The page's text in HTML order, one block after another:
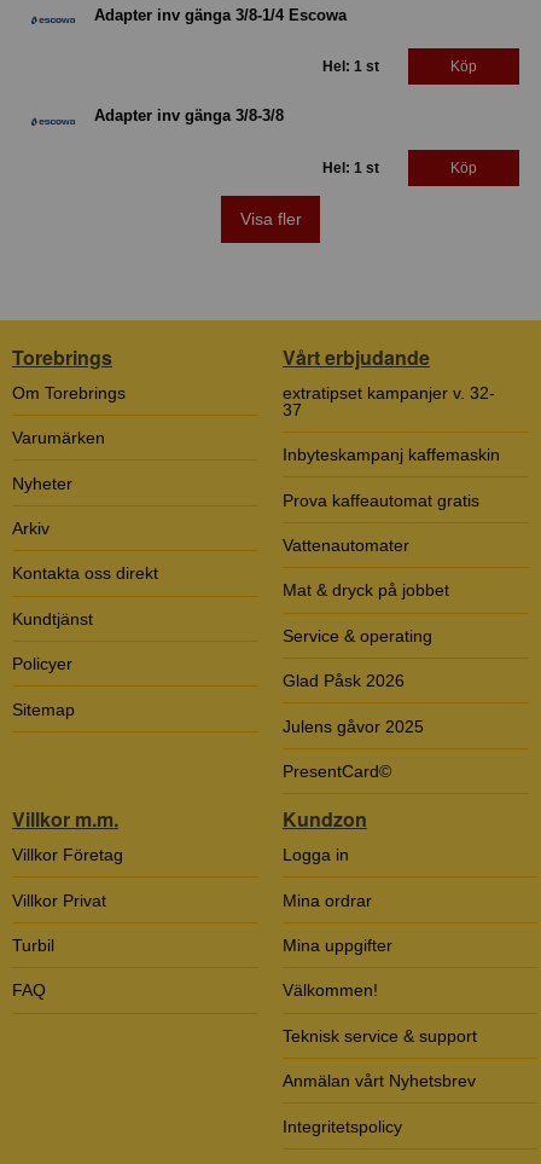
Adapter inv gänga 3/8-1/4 Escowa
Hel: 1 st Köp
Adapter inv gänga 3/8-3/8
Hel: 1 st Köp
Visa fler
Torebrings
Om Torebrings
Varumärken
Nyheter
Arkiv
Kontakta oss direkt
Kundtjänst
Policyer
Sitemap
Vårt erbjudande
extratipset kampanjer v. 32-
37
Inbyteskampanj kaffemaskin
Prova kaffeautomat gratis
Vattenautomater
Mat & dryck på jobbet
Service & operating
Glad Påsk 2026
Julens gåvor 2025
PresentCard©
Villkor m.m.
Villkor Företag
Villkor Privat
Turbil
FAQ
Kundzon
Logga in
Mina ordrar
Mina uppgifter
Välkommen!
Teknisk service & support
Anmälan vårt Nyhetsbrev
Integritetspolicy